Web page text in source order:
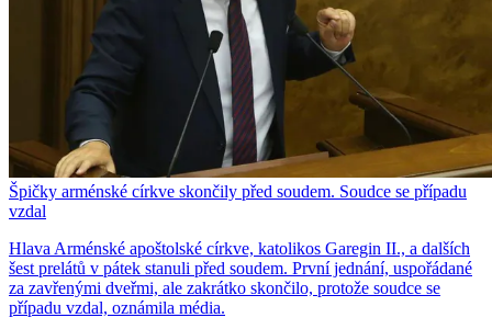
Špičky arménské církve skončily před soudem. Soudce se případu
vzdal
Hlava Arménské apoštolské církve, katolikos Garegin II., a dalších
šest prelátů v pátek stanuli před soudem. První jednání, uspořádané
za zavřenými dveřmi, ale zakrátko skončilo, protože soudce se
případu vzdal, oznámila média.